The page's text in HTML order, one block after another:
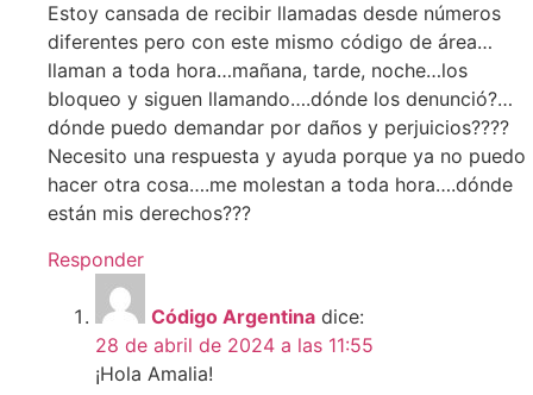
Estoy cansada de recibir llamadas desde números
diferentes pero con este mismo código de área…
llaman a toda hora…mañana, tarde, noche…los
bloqueo y siguen llamando….dónde los denunció?…
dónde puedo demandar por daños y perjuicios????
Necesito una respuesta y ayuda porque ya no puedo
hacer otra cosa….me molestan a toda hora….dónde
están mis derechos???
Responder
Código Argentina dice:
28 de abril de 2024 a las 11:55
¡Hola Amalia!